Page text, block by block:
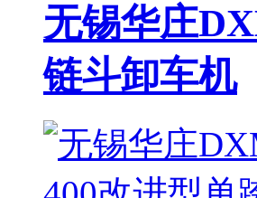
无锡华庄
链斗卸车机